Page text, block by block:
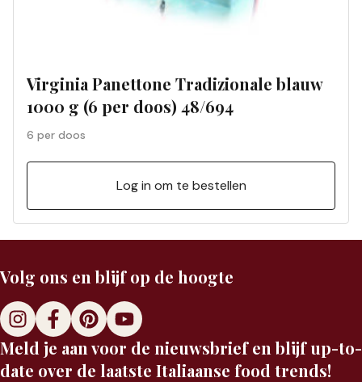
Virginia Panettone Tradizionale blauw
1000 g (6 per doos) 48/694
6 per doos
Log in om te bestellen
Volg ons en blijf op de hoogte
Meld je aan voor de nieuwsbrief en blijf up-to-
date over de laatste Italiaanse food trends!